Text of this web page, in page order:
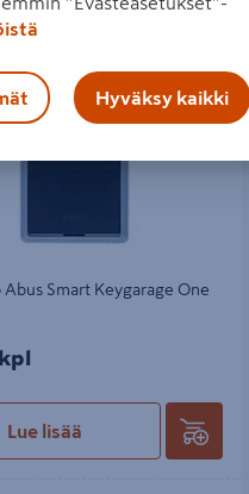
Smart Keygarage One 787
Abus Smart Keygarage One
Lue lisää
Hyväksy kaikki